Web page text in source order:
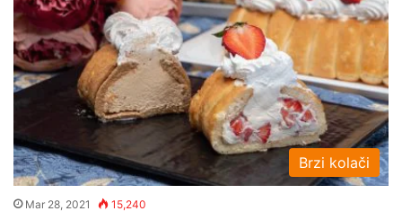
Brzi kolači
Mar 28, 2021 15,240